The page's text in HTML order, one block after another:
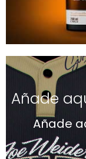
Añade
Añade